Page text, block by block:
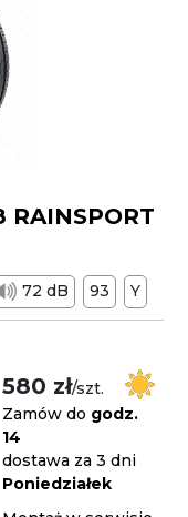
RAINSPORT
72 dB 93 Y
580 zł/szt.
Zamów do godz.
14
dostawa za 3 dni
Poniedziałek